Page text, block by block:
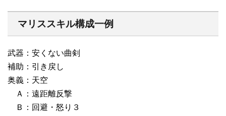
マリススキル構成一例
武器：安くない曲剣
補助：引き戻し
奥義：天空
Ａ：遠距離反撃
Ｂ：回避・怒り３